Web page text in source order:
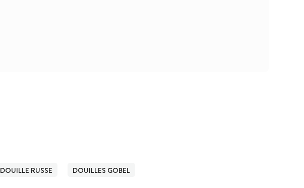
DOUILLE RUSSE DOUILLES GOBEL